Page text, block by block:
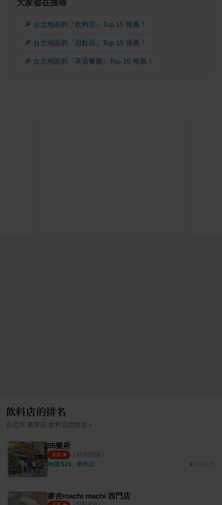
大家都在搜尋
🔎 台北地區的『飲料店』Top 15 推薦！
🔎 台北地區的『甜點店』Top 15 推薦！
🔎 台北地區的『茶店餐廳』Top 15 推薦！
飲料店的排名
台北市 萬華區 飲料店的排名 ›
95樂府
4.8 （ 16則評論）
均消 $20 ・ 飲料店
麥吉machi machi 西門店